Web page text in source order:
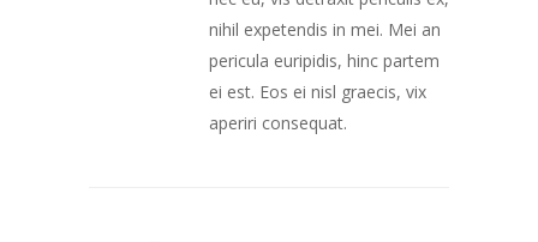
nihil expetendis in mei. Mei an
pericula euripidis, hinc partem
ei est. Eos ei nisl graecis, vix
aperiri consequat.